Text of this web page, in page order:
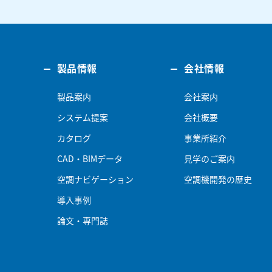
製品情報
製品案内
システム提案
カタログ
CAD・BIMデータ
空調ナビゲーション
導入事例
論文・専門誌
会社情報
会社案内
会社概要
事業所紹介
見学のご案内
空調機開発の歴史